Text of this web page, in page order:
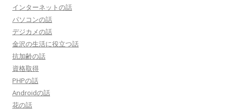
インターネットの話
パソコンの話
デジカメの話
金沢の生活に役立つ話
抗加齢の話
資格取得
PHPの話
Androidの話
花の話